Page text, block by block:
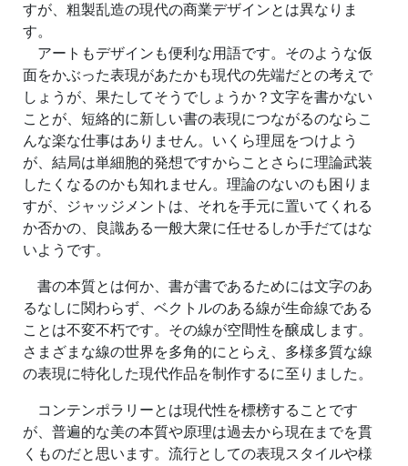
すが、粗製乱造の現代の商業デザインとは異なりま
す。
アートもデザインも便利な用語です。そのような仮
面をかぶった表現があたかも現代の先端だとの考えで
しょうが、果たしてそうでしょうか？文字を書かない
ことが、短絡的に新しい書の表現につながるのならこ
んな楽な仕事はありません。いくら理屈をつけよう
が、結局は単細胞的発想ですからことさらに理論武装
したくなるのかも知れません。理論のないのも困りま
すが、ジャッジメントは、それを手元に置いてくれる
か否かの、良識ある一般大衆に任せるしか手だてはな
いようです。
書の本質とは何か、書が書であるためには文字のあ
るなしに関わらず、ベクトルのある線が生命線である
ことは不変不朽です。その線が空間性を醸成します。
さまざまな線の世界を多角的にとらえ、多様多質な線
の表現に特化した現代作品を制作するに至りました。
コンテンポラリーとは現代性を標榜することです
が、普遍的な美の本質や原理は過去から現在までを貫
くものだと思います。流行としての表現スタイルや様